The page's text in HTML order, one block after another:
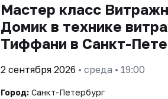
Мастер класс
Домик в технике
Тиффани в Санкт-
2 сентября 2026 • среда • 19:00
Город: Санкт-Петербург